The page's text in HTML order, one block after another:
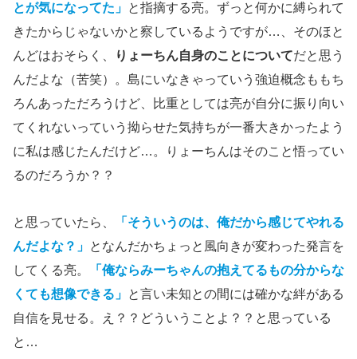
とが気になってた」 と指摘する亮。ずっと何かに縛られて
きたからじゃないかと察しているようですが…、そのほと
んどはおそらく、
りょーちん自身のことについてだと思う
んだよな（苦笑）。島にいなきゃっていう強迫概念ももち
ろんあっただろうけど、比重としては亮が自分に振り向い
てくれないっていう拗らせた気持ちが一番大きかったよう
に私は感じたんだけど…。りょーちんはそのこと悟ってい
るのだろうか？？
と思っていたら、
「そういうのは、俺だから感じてやれる
んだよな？」 となんだかちょっと風向きが変わった発言を
してくる亮。
「俺ならみーちゃんの抱えてるもの分からな
くても想像できる」 と言い未知との間には確かな絆がある
自信を見せる。え？？どういうことよ？？と思っている
と…